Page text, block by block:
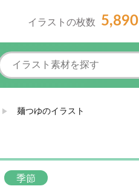
イラストの枚数 5,890
麺つゆのイラスト
季節